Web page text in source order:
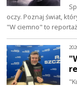
oczy. Poznaj świat,
"W ciemno" to